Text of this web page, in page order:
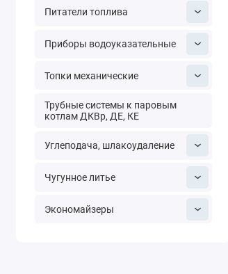
Питатели топлива
Приборы водоуказательные
Топки механические
Трубные системы к паровым
котлам ДКВр, ДЕ, КЕ
Углеподача, шлакоудаление
Чугунное литье
Экономайзеры